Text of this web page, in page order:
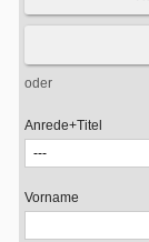
oder
Anrede+Titel
Vorname